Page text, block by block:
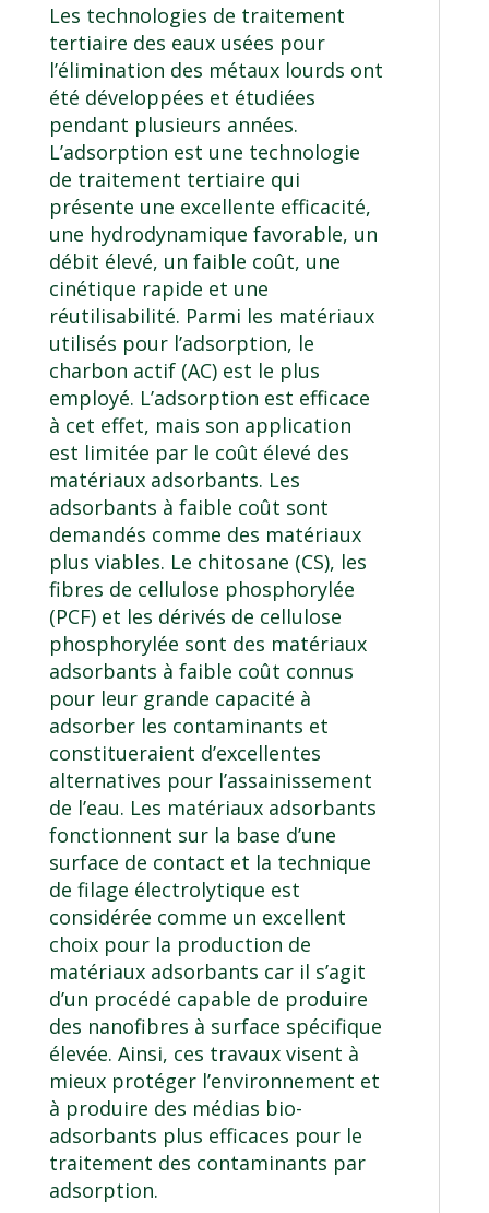
Les technologies de traitement
tertiaire des eaux usées pour
l’élimination des métaux lourds ont
été développées et étudiées
pendant plusieurs années.
L’adsorption est une technologie
de traitement tertiaire qui
présente une excellente efficacité,
une hydrodynamique favorable, un
débit élevé, un faible coût, une
cinétique rapide et une
réutilisabilité. Parmi les matériaux
utilisés pour l’adsorption, le
charbon actif (AC) est le plus
employé. L’adsorption est efficace
à cet effet, mais son application
est limitée par le coût élevé des
matériaux adsorbants. Les
adsorbants à faible coût sont
demandés comme des matériaux
plus viables. Le chitosane (CS), les
fibres de cellulose phosphorylée
(PCF) et les dérivés de cellulose
phosphorylée sont des matériaux
adsorbants à faible coût connus
pour leur grande capacité à
adsorber les contaminants et
constitueraient d’excellentes
alternatives pour l’assainissement
de l’eau. Les matériaux adsorbants
fonctionnent sur la base d’une
surface de contact et la technique
de filage électrolytique est
considérée comme un excellent
choix pour la production de
matériaux adsorbants car il s’agit
d’un procédé capable de produire
des nanofibres à surface spécifique
élevée. Ainsi, ces travaux visent à
mieux protéger l’environnement et
à produire des médias bio-
adsorbants plus efficaces pour le
traitement des contaminants par
adsorption.